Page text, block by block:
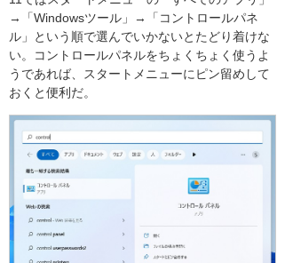
→「Windowsツール」→「コントロールパネ
ル」という順で選んでいかないとたどり着けな
い。コントロールパネルをちょくちょく使うよ
うであれば、スタートメニューにピン留めして
おくと便利だ。